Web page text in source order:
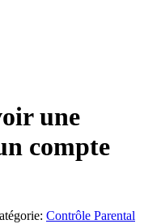
une
compte
Contrôle Parental